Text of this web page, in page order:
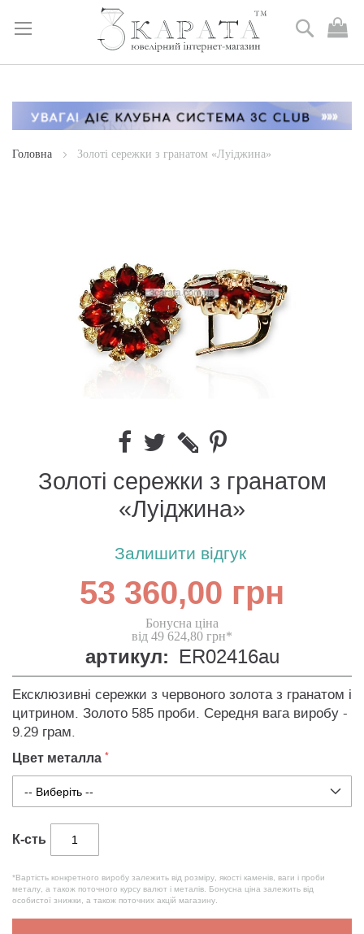
Skip
Content
Пошук
Головна Золоті сережки з гранатом «Луіджина»
Золоті сережки з гранатом
«Луіджина»
Залишити відгук
53 360,00 грн
Бонусна ціна
від 49 624,80 грн*
артикул: ER02416au
Ексклюзивні сережки з червоного золота з гранатом і
цитрином. Золото 585 проби. Середня вага виробу -
9.29 грам.
Цвет металла
К-сть
*Вартість конкретного виробу залежить від розміру, якості каменів, ваги і проби
металу, а також поточного курсу валют і металів. Бонусна ціна залежить від
особистої знижки, а також поточних акцій магазину.